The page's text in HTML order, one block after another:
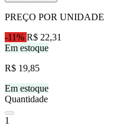
PREÇO POR UNIDADE
-11% R$ 22,31
Em estoque
R$ 19,85
Em estoque
Quantidade
1